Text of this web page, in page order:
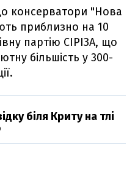
консерватори "Нова
приблизно на 10
партію СІРІЗА, що
більшість у 300-
біля Криту на тлі